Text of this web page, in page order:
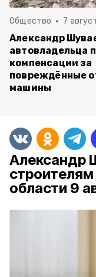
Общество 7
Александр
автовладельца
компенсации за
повреждённые
машины
Александр
области 9